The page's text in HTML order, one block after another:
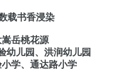
载书香浸染
岳桃花源
幼儿园、洪润幼儿园
学、通达路小学